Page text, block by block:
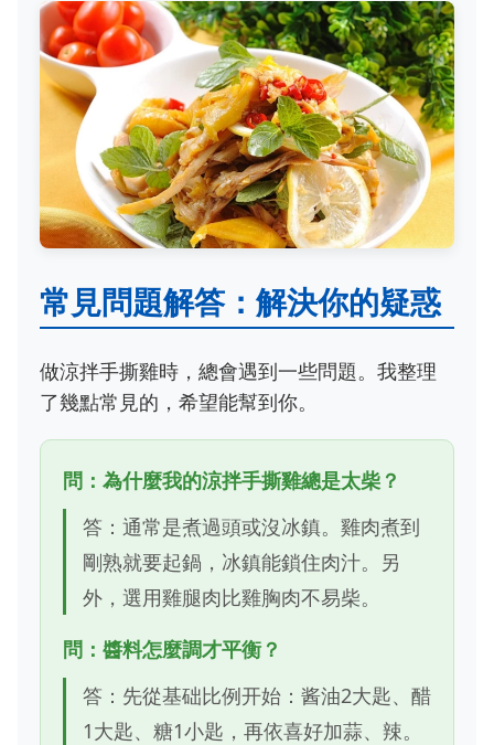
常見問題解答：解決你的疑惑
做涼拌手撕雞時，總會遇到一些問題。我整理
了幾點常見的，希望能幫到你。
問：為什麼我的涼拌手撕雞總是太柴？
答：通常是煮過頭或沒冰鎮。雞肉煮到
剛熟就要起鍋，冰鎮能鎖住肉汁。另
外，選用雞腿肉比雞胸肉不易柴。
問：醬料怎麼調才平衡？
答：先從基础比例开始：酱油2大匙、醋
1大匙、糖1小匙，再依喜好加蒜、辣。